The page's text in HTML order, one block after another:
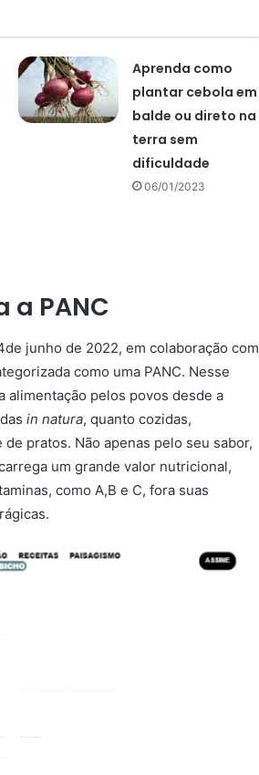
Aprenda como
plantar cebola em
balde ou direto na
terra sem
dificuldade
06/01/2023
a PANC
junho de 2022, em colaboração com
como uma PANC. Nesse
alimentação pelos povos desde a
in natura, quanto cozidas,
pratos. Não apenas pelo seu sabor,
um grande valor nutricional,
como A,B e C, fora suas